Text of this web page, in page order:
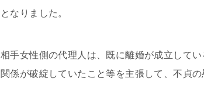
となりました。
相手女性側の代理人は、既に離婚が成立して
関係が破綻していたこと等を主張して、不貞